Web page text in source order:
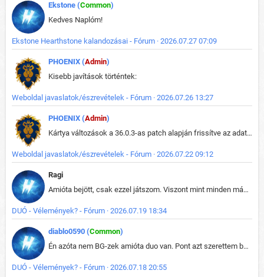
Ekstone (Common)
Kedves Naplóm!
Ekstone Hearthstone kalandozásai - Fórum · 2026.07.27 07:09
PHOENIX (Admin)
Kisebb javítások történtek:
Weboldal javaslatok/észrevételek - Fórum · 2026.07.26 13:27
PHOENIX (Admin)
Kártya változások a 36.0.3-as patch alapján frissítve az adatbázisban (képek is cserélve).
Weboldal javaslatok/észrevételek - Fórum · 2026.07.22 09:12
Ragi
Amióta bejött, csak ezzel játszom. Viszont mint minden más - akár az alapjáték is, ez is baromira összetett lett. Néha már pár kör után is esélytelen az egész. Vagy irreállisan túltápol valaki, vagy lelép a partner, vagy csak hülye mint a segg. És amikor eljönne az én időm, na akkor jön el mindenki másé is. Engem jobban érdekelne, hogy ki milyen ratingen szokott játszani. Na ez lenne egy érdekes adat.
DUÓ - Vélemények? - Fórum · 2026.07.19 18:34
diablo0590 (Common)
Én azóta nem BG-zek amióta duo van. Pont azt szerettem benne, hogy rajtam múlik mi történik, nem pedig a társamon. Kérem vissza a régi BG-t :D
DUÓ - Vélemények? - Fórum · 2026.07.18 20:55